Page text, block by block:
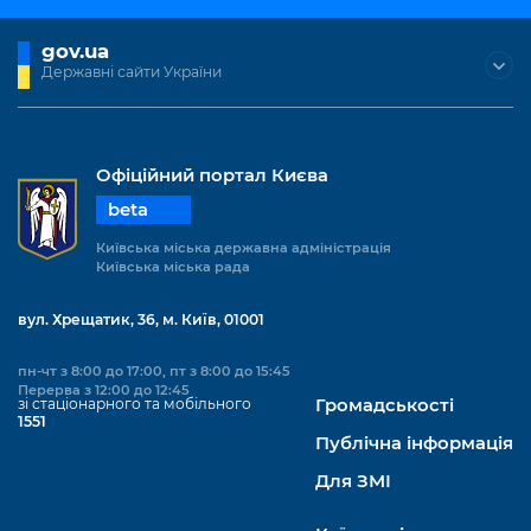
gov.ua
Державні сайти України
Офіційний портал Києва
beta
Київська міська державна адміністрація
Київська міська рада
вул. Хрещатик, 36, м. Київ, 01001
пн-чт з 8:00 до 17:00, пт з 8:00 до 15:45
Перерва з 12:00 до 12:45
зі стаціонарного та мобільного
1551
Громадськості
Публічна інформація
Для ЗМІ